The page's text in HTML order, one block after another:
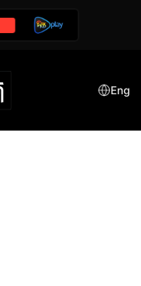
Eng